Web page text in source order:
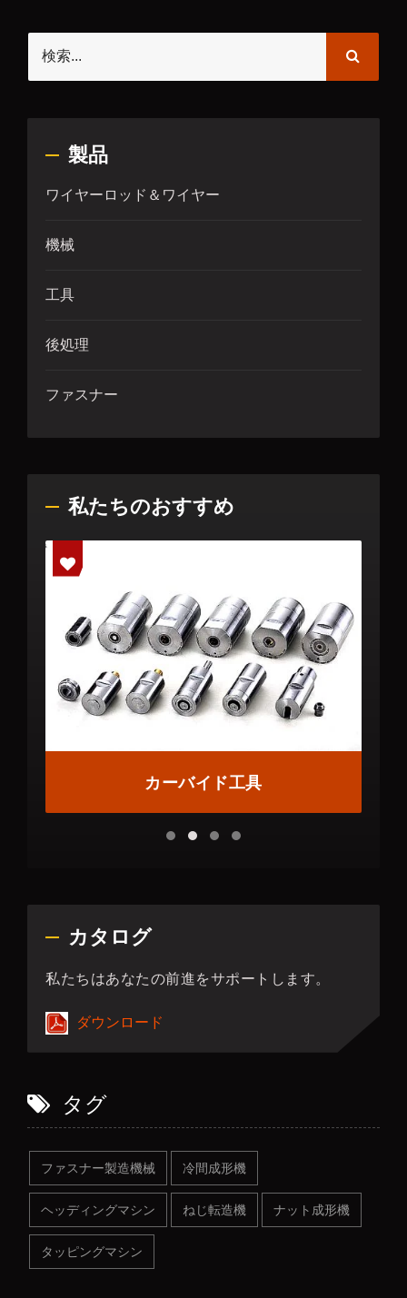
製品
ワイヤーロッド＆ワイヤー
機械
工具
後処理
ファスナー
私たちのおすすめ
カーバイド工具
カタログ
私たちはあなたの前進をサポートします。
ダウンロード
タグ
ファスナー製造機械 冷間成形機
ヘッディングマシン ねじ転造機 ナット成形機
タッピングマシン